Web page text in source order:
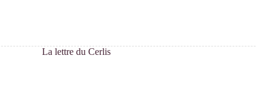
La lettre du Cerlis